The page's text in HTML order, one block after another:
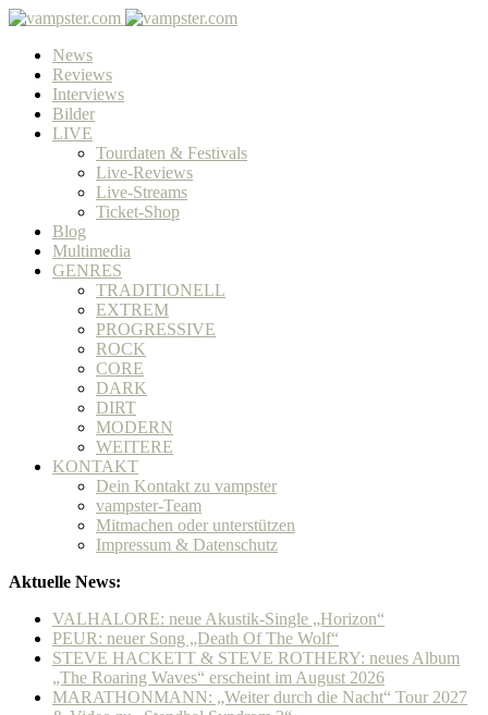
News
Reviews
Interviews
Bilder
LIVE
Tourdaten & Festivals
Live-Reviews
Live-Streams
Ticket-Shop
Blog
Multimedia
GENRES
TRADITIONELL
EXTREM
PROGRESSIVE
ROCK
CORE
DARK
DIRT
MODERN
WEITERE
KONTAKT
Dein Kontakt zu vampster
vampster-Team
Mitmachen oder unterstützen
Impressum & Datenschutz
Aktuelle News:
VALHALORE: neue Akustik-Single „Horizon“
PEUR: neuer Song „Death Of The Wolf“
STEVE HACKETT & STEVE ROTHERY: neues Album
„The Roaring Waves“ erscheint im August 2026
MARATHONMANN: „Weiter durch die Nacht“ Tour 2027